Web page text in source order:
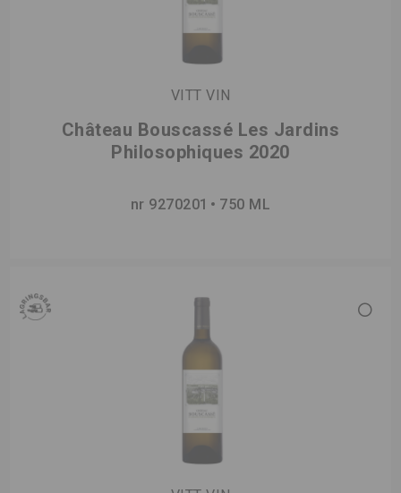
VITT VIN
Château Bouscassé Les Jardins
Philosophiques 2020
nr 9270201 750 ML